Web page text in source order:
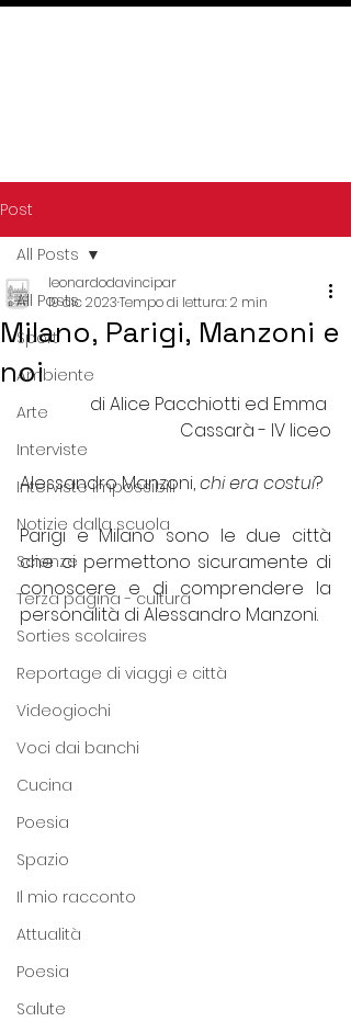
Post
All Posts
Sport
Ambiente
Arte
Interviste
Interviste impossibili
Notizie dalla scuola
Scienze
Terza pagina - cultura
Sorties scolaires
Reportage di viaggi e città
Videogiochi
Voci dai banchi
Cucina
Poesia
Spazio
Il mio racconto
Attualità
Poesia
Salute
All Posts
Milano, Parigi, Manzoni e
noi
leonardodavincipar
19 dic 2023Tempo di lettura: 2 min
di Alice Pacchiotti ed Emma
Cassarà - IV liceo
Alessandro Manzoni, chi era costui?
Parigi e Milano sono le due città
che ci permettono sicuramente di
conoscere e di comprendere la
personalità di Alessandro Manzoni.